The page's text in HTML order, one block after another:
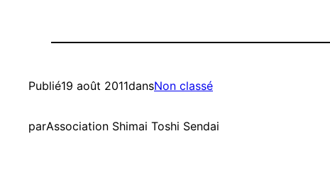
Publié19 août 2011dansNon classé
parAssociation Shimai Toshi Sendai